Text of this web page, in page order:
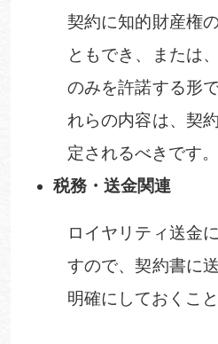
契約に知的財産権
ともでき、または
のみを許諾する形
れらの内容は、契
定されるべきです。
税務・送金関連
ロイヤリティ送金
すので、契約書に
明確にしておくこ